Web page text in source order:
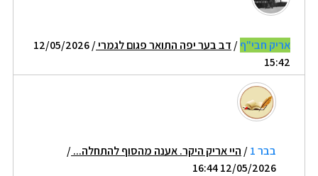
אריק חבי"ף/ דב בער יפה התואר פגום לגמרי / 12/05/2026
15:42
בבר 1 / היי אריק היקר. אענה מהסוף להתחלה.../
12/05/2026 16:44